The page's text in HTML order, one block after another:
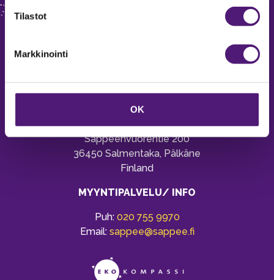
Tilastot
Markkinointi
OK
SAPPEE RESORT
Sappeenvuorentie 200
36450 Salmentaka, Pälkäne
Finland
MYYNTIPALVELU/ INFO
Puh: 020 755 9970
Email: sappee@sappee.fi